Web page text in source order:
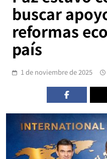
buscar
reformas
país
1 de noviembre de 2025